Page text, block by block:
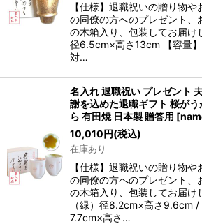
【仕様】退職祝いの贈り物
の同僚の方へのプレゼント、
の木箱入り、包装してお届け
径6.5cm×高さ13cm 【容量
対…
名入れ 退職祝い プレゼント
謝を込めた退職ギフト 桜がう
ら 有田焼 日本製 贈答用 [
10,010円(税込)
在庫あり
【仕様】退職祝いの贈り物
の同僚の方へのプレゼント、
の木箱入り、包装してお届け
（緑）径8.2cm×高さ9.6cm /
7.7cm×高さ…